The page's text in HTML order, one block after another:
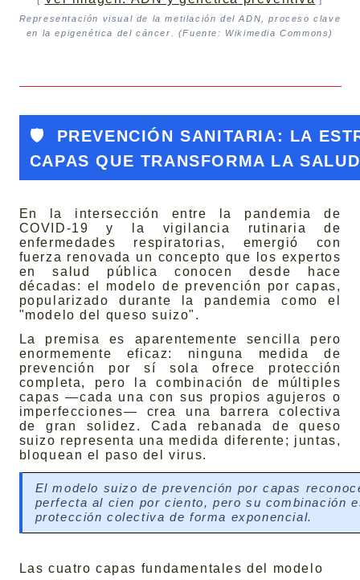
Representación visual de la metilación del ADN, proceso clave
en la epigenética del cáncer. (Fuente: Wikimedia Commons)
🛡️
PREVENCIÓN SANITARIA: LA
CAPAS QUE TRANSFORMA LA
En la intersección entre la pandemia de
COVID-19 y la vigilancia rutinaria de
enfermedades respiratorias, emergió con
fuerza renovada un concepto que los expertos
en salud pública conocen desde hace
décadas: el modelo de prevención por capas,
popularizado durante la pandemia como el
"modelo del queso suizo".
La premisa es aparentemente sencilla pero
enormemente eficaz: ninguna medida de
prevención por sí sola ofrece protección
completa, pero la combinación de múltiples
capas —cada una con sus propios agujeros o
imperfecciones— crea una barrera colectiva
de gran solidez. Cada rebanada de queso
suizo representa una medida diferente; juntas,
bloquean el paso del virus.
El modelo suizo de prevención por capas
perfecta al cien por ciento, pero su combinación
protección colectiva de forma exponencial.
Las cuatro capas fundamentales del modelo